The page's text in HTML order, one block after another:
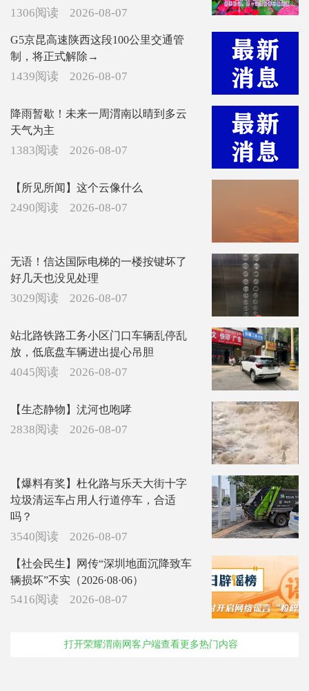
1306阅读 2026-08-07
G5京昆高速陕西这段100公里交通管
制，将正式解除→
1439阅读 2026-08-07
降雨暂歇！未来一周渭南以晴到多云
天气为主
1383阅读 2026-08-07
【所见所闻】这个云像什么
2490阅读 2026-08-07
无语！信达国际电梯的一楼按键坏了
好几天也没见处理
3029阅读 2026-08-07
站北路铁路工务小区门口车辆乱停乱
放，低底盘车辆进出提心吊胆
4045阅读 2026-08-07
【生态静物】沋河也咆哮
2838阅读 2026-08-07
【爆料有奖】杜化路与乐天大街十字
垃圾清运车占用人行道停车，合适
吗？
3540阅读 2026-08-07
【社会民生】网传“深圳地面沉降致车
辆损坏”不实（2026·08·06）
5416阅读 2026-08-07
打开荣耀渭南网客户端查看更多热门内容